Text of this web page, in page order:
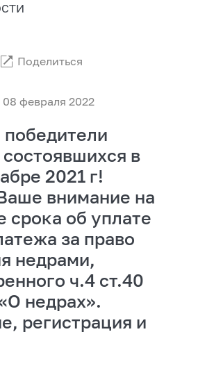
февраля 2022
Поделиться
в
2021 г!
внимание на
срока об уплате
за право
недрами,
ч.4 ст.40
недрах».
регистрация и